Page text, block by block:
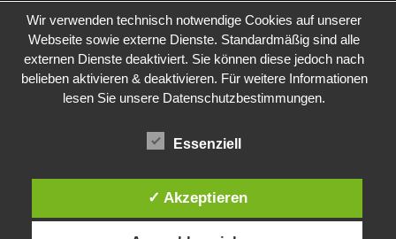
Wir verwenden technisch notwendige Cookies auf unserer
Webseite sowie externe Dienste. Standardmäßig sind alle
externen Dienste deaktiviert. Sie können diese jedoch nach
belieben aktivieren & deaktivieren. Für weitere Informationen
lesen Sie unsere Datenschutzbestimmungen.
Essenziell
✓ Akzeptieren